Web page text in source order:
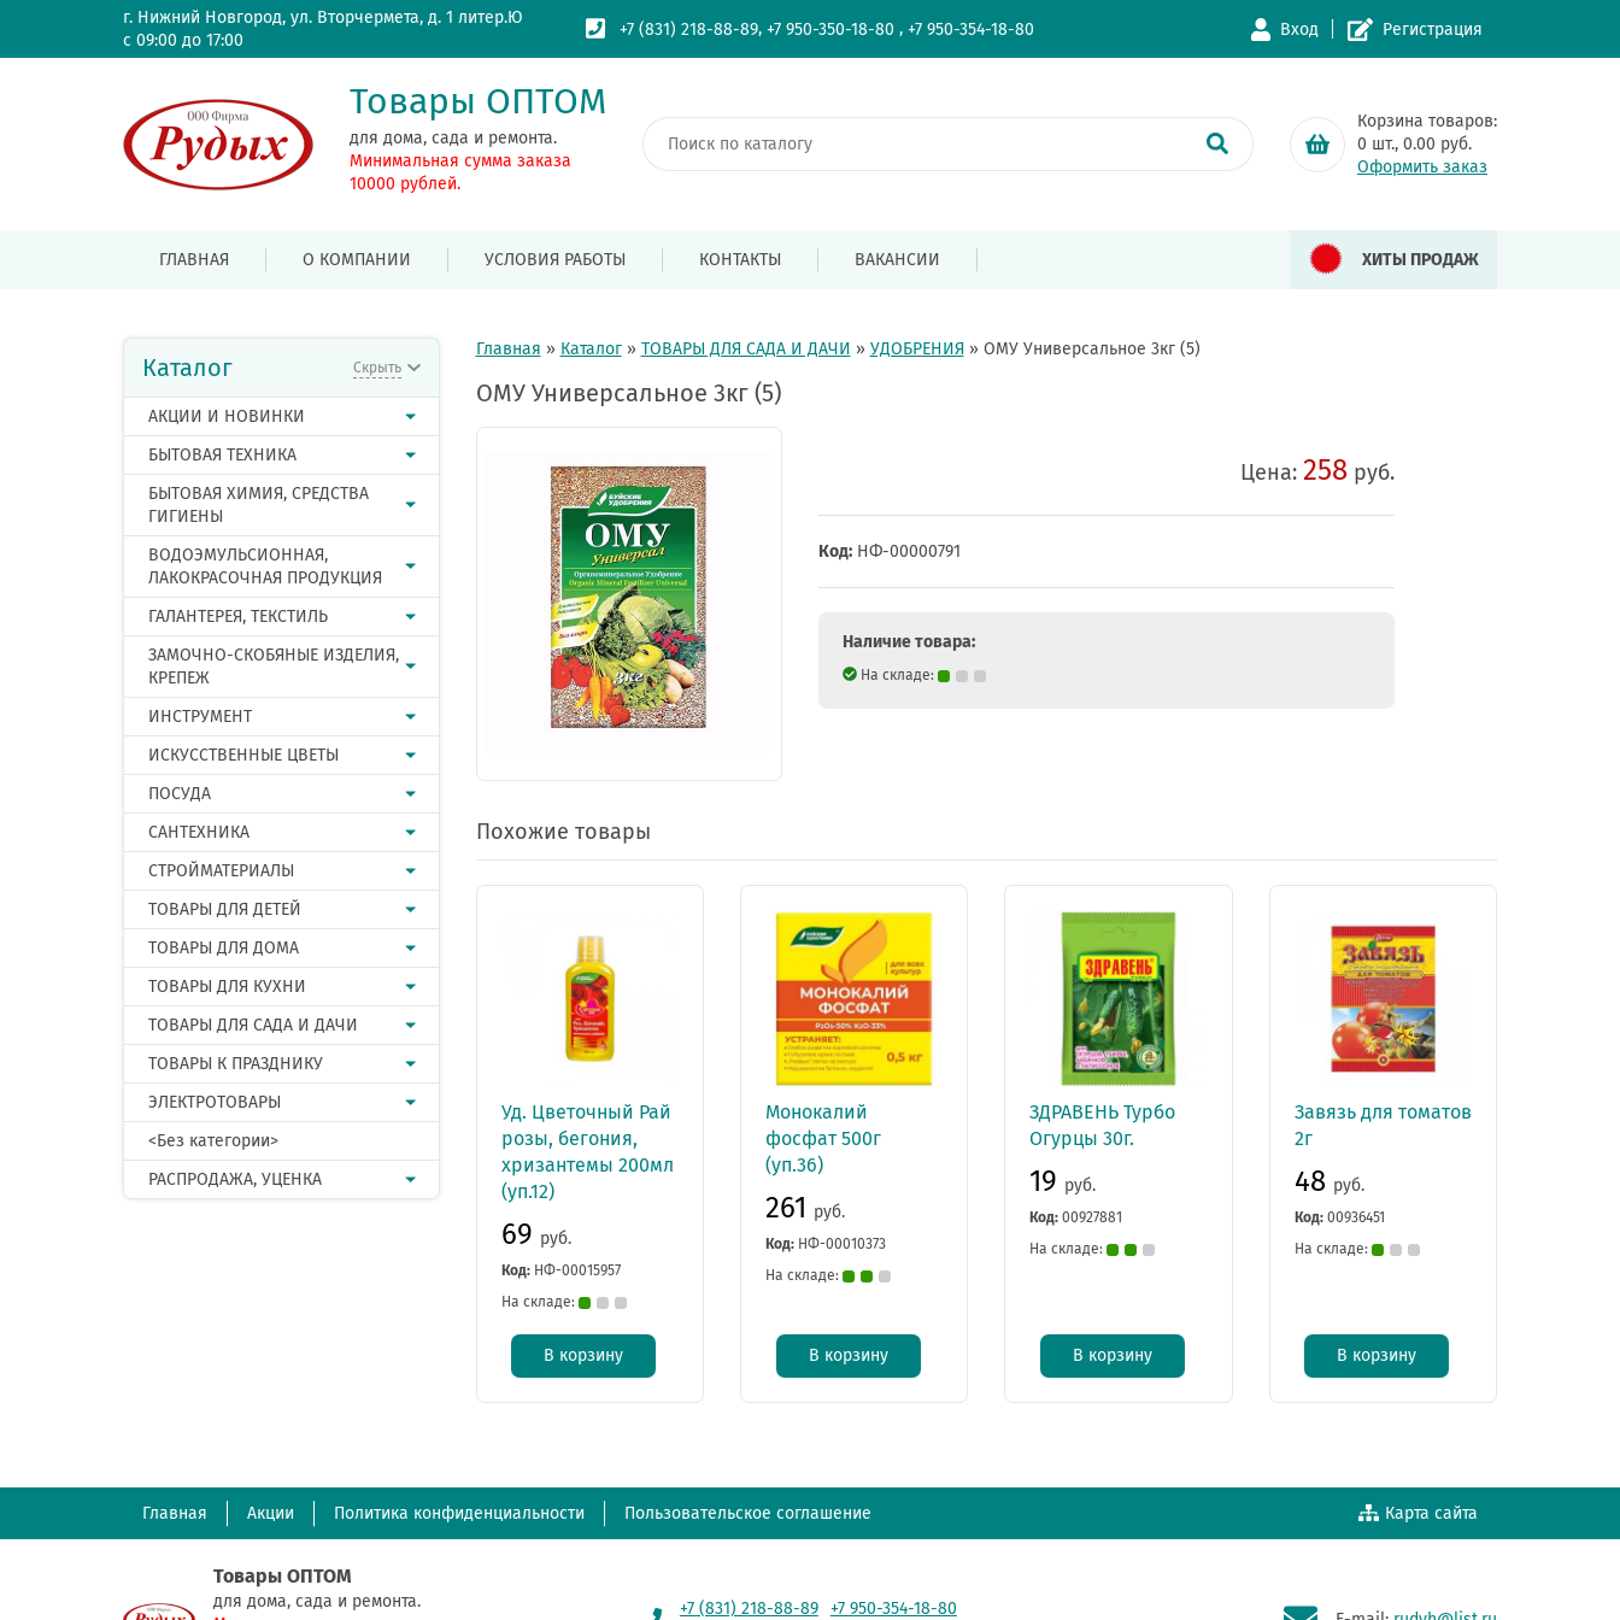
г. Нижний Новгород, ул. Вторчермета, д. 1 литер.Ю
с 09:00 до 17:00
+7 (831) 218-88-89,+7 950-350-18-80 ,+7 950-354-18-80 Вход Регистрация
Товары ОПТОМ
для дома, сада и ремонта.
Минимальная сумма заказа
10000 рублей.
Корзина товаров:
0 шт., 0.00 руб.
Оформить заказ
ГЛАВНАЯ О КОМПАНИИ УСЛОВИЯ РАБОТЫ КОНТАКТЫ ВАКАНСИИ ХИТЫ ПРОДАЖ
Каталог Скрыть
АКЦИИ И НОВИНКИ
БЫТОВАЯ ТЕХНИКА
БЫТОВАЯ ХИМИЯ, СРЕДСТВА
ГИГИЕНЫ
ВОДОЭМУЛЬСИОННАЯ,
ЛАКОКРАСОЧНАЯ ПРОДУКЦИЯ
ГАЛАНТЕРЕЯ, ТЕКСТИЛЬ
ЗАМОЧНО-СКОБЯНЫЕ ИЗДЕЛИЯ,
КРЕПЕЖ
ИНСТРУМЕНТ
ИСКУССТВЕННЫЕ ЦВЕТЫ
ПОСУДА
САНТЕХНИКА
СТРОЙМАТЕРИАЛЫ
ТОВАРЫ ДЛЯ ДЕТЕЙ
ТОВАРЫ ДЛЯ ДОМА
ТОВАРЫ ДЛЯ КУХНИ
ТОВАРЫ ДЛЯ САДА И ДАЧИ
ТОВАРЫ К ПРАЗДНИКУ
ЭЛЕКТРОТОВАРЫ
<Без категории>
РАСПРОДАЖА, УЦЕНКА
Главная » Каталог» ТОВАРЫ ДЛЯ САДА И ДАЧИ » УДОБРЕНИЯ » ОМУ Универсальное 3кг (5)
ОМУ Универсальное 3кг (5)
Цена: 258 руб.
Код:НФ-00000791
Наличие товара:
На складе:
Похожие товары
Уд. Цветочный Рай
розы, бегония,
хризантемы 200мл
(уп.12)
69 руб.
Код: НФ-00015957
На складе:
В корзину
Монокалий
фосфат 500г
(уп.36)
261 руб.
Код: НФ-00010373
На складе:
В корзину
ЗДРАВЕНЬ Турбо
Огурцы 30г.
19 руб.
Код:00927881
На складе:
В корзину
Завязь для томатов
2г
48 руб.
Код: 00936451
На складе:
В корзину
Главная Акции Политика конфиденциальности Пользовательское соглашение Карта сайта
Товары ОПТОМ
для дома, сада и ремонта.
+7 (831) 218-88-89 +7 950-354-18-80